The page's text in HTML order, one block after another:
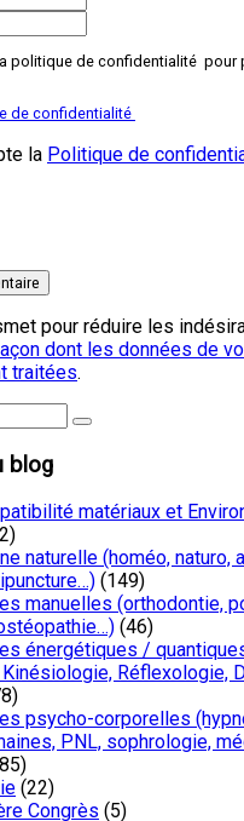
politique de confidentialité pour
de confidentialité
la Politique de
pour réduire les
dont les données de
traitées.
blog
matériaux et
naturelle (homéo, naturo,
(149)
manuelles (orthodontie,
(46)
énergétiques /
Kinésiologie, Réflexologie,
psycho-corporelles
PNL, sophrologie,
(22)
Congrès (5)